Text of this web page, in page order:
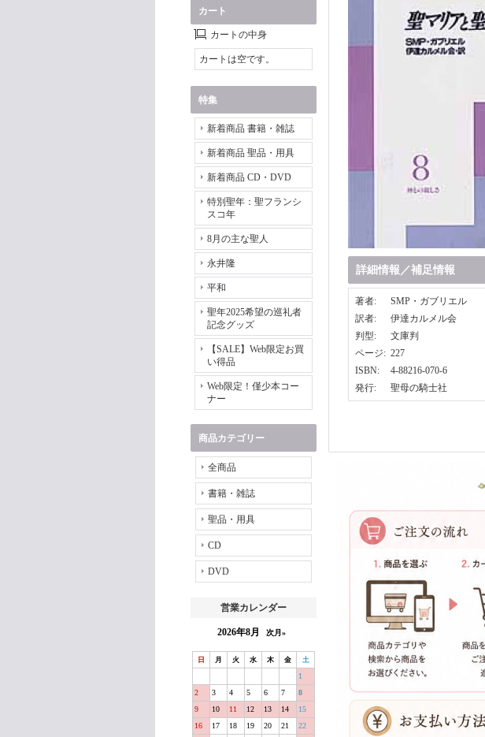
カート
カートの中身
カートは空です。
特集
新着商品 書籍・雑誌
新着商品 聖品・用具
新着商品 CD・DVD
特別聖年：聖フランシ
スコ年
8月の主な聖人
永井隆
平和
聖年2025希望の巡礼者
記念グッズ
【SALE】Web限定お買
い得品
Web限定！僅少本コー
ナー
商品カテゴリー
全商品
書籍・雑誌
聖品・用具
CD
DVD
営業カレンダー
2026年8月 次月»
日 月 火 水 木 金 土
1
2
3 4 5 6 7
8
9
10 11 12 13 14
15
16
17 18 19 20 21
22
詳細情報／補足情報
著者:
SMP・ガブリエル
訳者:
伊達カルメル会
判型:
文庫判
ページ: 227
ISBN:
4-88216-070-6
発行: 聖母の騎士社